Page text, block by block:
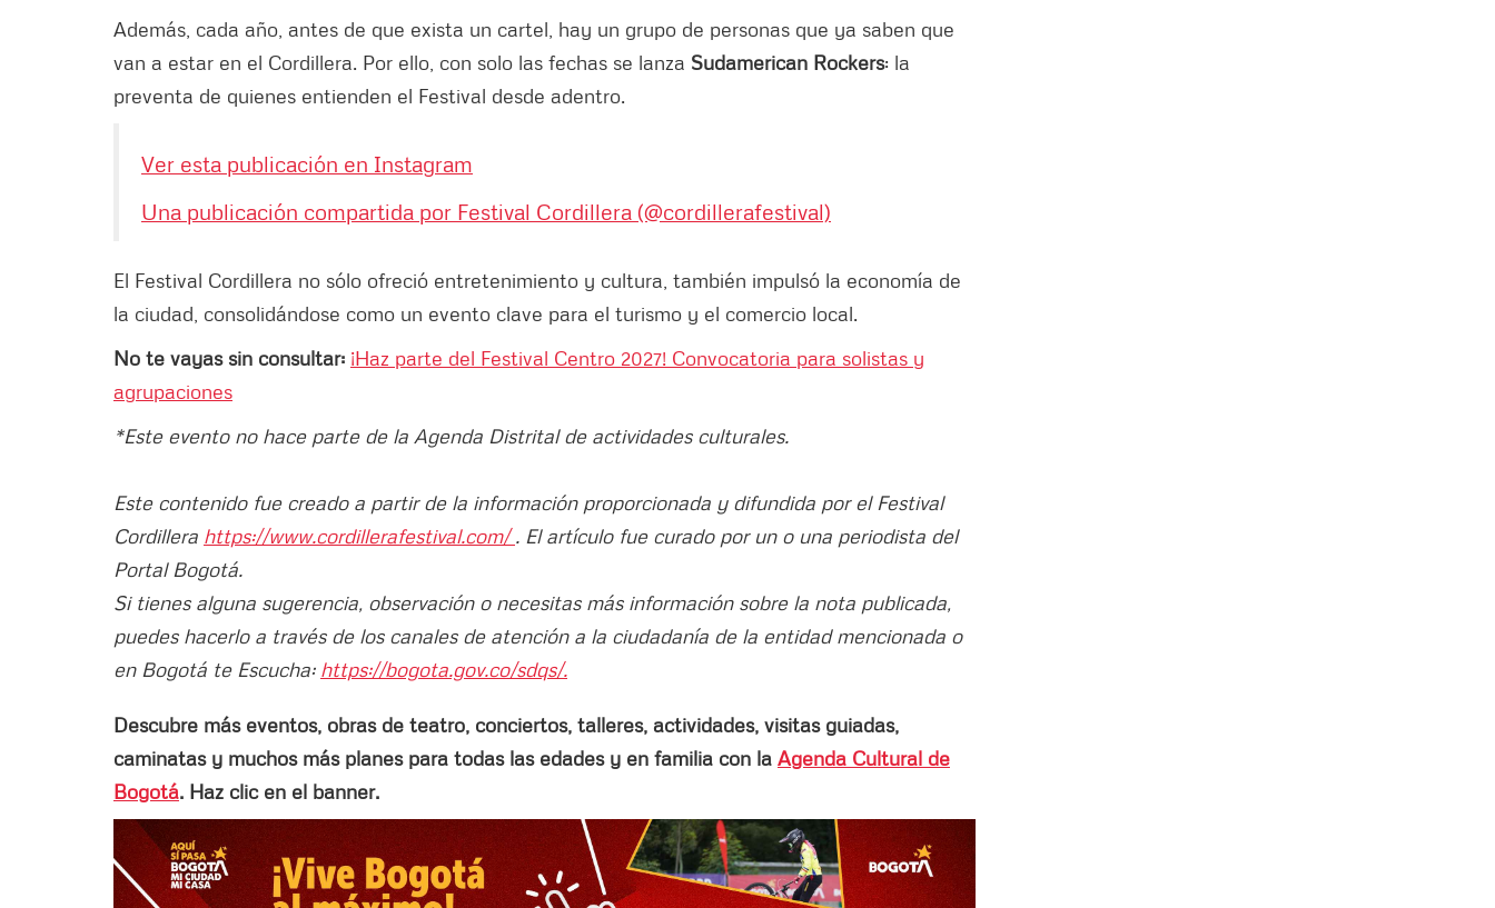
Además, cada año, antes de que exista un cartel, hay un grupo de personas que ya saben que
van a estar en el Cordillera. Por ello, con solo las fechas se lanza Sudamerican Rockers: la
preventa de quienes entienden el Festival desde adentro.
Ver esta publicación en Instagram
Una publicación compartida por Festival Cordillera (@cordillerafestival)
El Festival Cordillera no sólo ofreció entretenimiento y cultura, también impulsó la economía de
la ciudad, consolidándose como un evento clave para el turismo y el comercio local.
No te vayas sin consultar: ¡Haz parte del Festival Centro 2027! Convocatoria para solistas y
agrupaciones
*Este evento no hace parte de la Agenda Distrital de actividades culturales.
Este contenido fue creado a partir de la información proporcionada y difundida por el Festival
Cordillera https://www.cordillerafestival.com/. El artículo fue curado por un o una periodista del
Portal Bogotá.
Si tienes alguna sugerencia, observación o necesitas más información sobre la nota publicada,
puedes hacerlo a través de los canales de atención a la ciudadanía de la entidad mencionada o
en Bogotá te Escucha: https://bogota.gov.co/sdqs/.
Descubre más eventos, obras de teatro, conciertos, talleres, actividades, visitas guiadas,
caminatas y muchos más planes para todas las edades y en familia con la Agenda Cultural de
Bogotá. Haz clic en el banner.